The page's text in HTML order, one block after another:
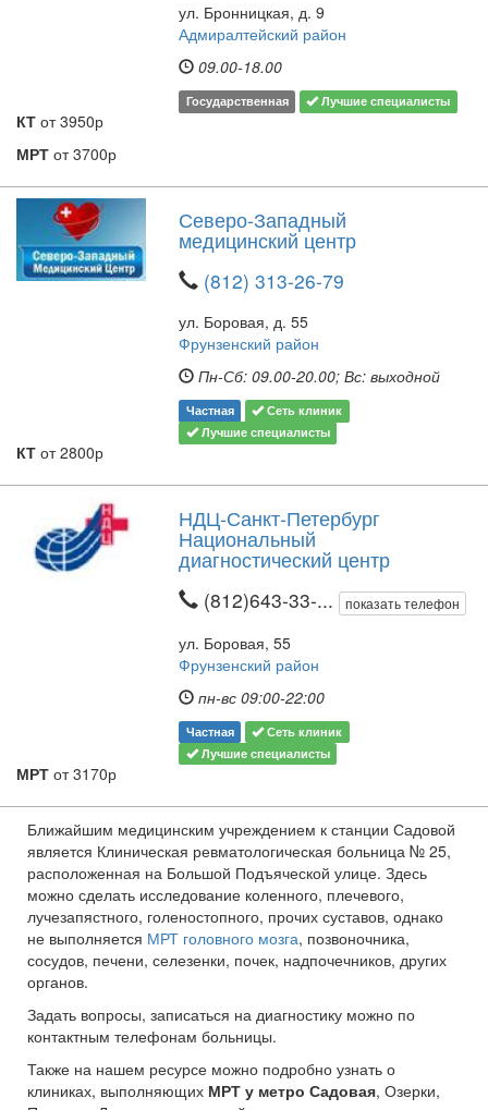
ул. Бронницкая, д. 9
Адмиралтейский район
09.00-18.00
Государственная Лучшие специалисты
КТ от 3950р
МРТ от 3700р
Северо-Западный
медицинский центр
(812) 313-26-79
ул. Боровая, д. 55
Фрунзенский район
Пн-Сб: 09.00-20.00; Вс: выходной
Частная
Сеть клиник
Лучшие специалисты
КТ от 2800р
НДЦ-Санкт-Петербург
Национальный
диагностический центр
(812)643-33-... показать телефон
ул. Боровая, 55
Фрунзенский район
пн-вс 09:00-22:00
Частная
Сеть клиник
Лучшие специалисты
МРТ от 3170р
Ближайшим медицинским учреждением к станции Садовой
является Клиническая ревматологическая больница № 25,
расположенная на Большой Подъяческой улице. Здесь
можно сделать исследование коленного, плечевого,
лучезапястного, голеностопного, прочих суставов, однако
не выполняется МРТ головного мозга, позвоночника,
сосудов, печени, селезенки, почек, надпочечников, других
органов.
Задать вопросы, записаться на диагностику можно по
контактным телефонам больницы.
Также на нашем ресурсе можно подробно узнать о
клиниках, выполняющих МРТ у метро Садовая, Озерки,